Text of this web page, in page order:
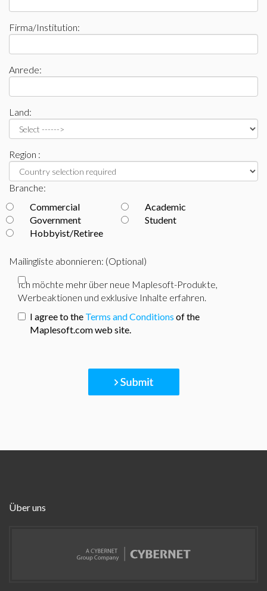
Firma/Institution:
Anrede:
Land:
Region :
Branche:
Commercial
Academic
Government
Student
Hobbyist/Retiree
Mailingliste abonnieren: (Optional)
Ich möchte mehr über neue Maplesoft-Produkte,
Werbeaktionen und exklusive Inhalte erfahren.
I agree to the Terms and Conditions of the
Maplesoft.com web site.
Über uns